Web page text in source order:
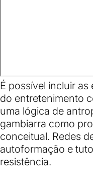
É possível incluir
do entretenimento
uma lógica de
gambiarra como
conceitual. Redes
autoformação e
resistência.